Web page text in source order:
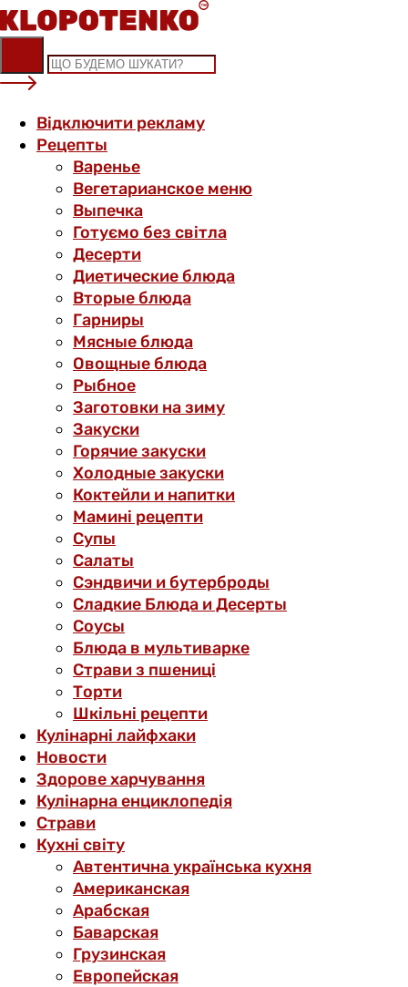
Skip
to
content
Відключити рекламу
Рецепты
Варенье
Вегетарианское меню
Выпечка
Готуємо без світла
Десерти
Диетические блюда
Вторые блюда
Гарниры
Мясные блюда
Овощные блюда
Рыбное
Заготовки на зиму
Закуски
Горячие закуски
Холодные закуски
Коктейли и напитки
Мамині рецепти
Супы
Салаты
Сэндвичи и бутерброды
Сладкие Блюда и Десерты
Соусы
Блюда в мультиварке
Страви з пшениці
Торти
Шкільні рецепти
Кулінарні лайфхаки
Новости
Здорове харчування
Кулінарна енциклопедія
Страви
Кухні світу
Автентична українська кухня
Американская
Арабская
Баварская
Грузинская
Европейская